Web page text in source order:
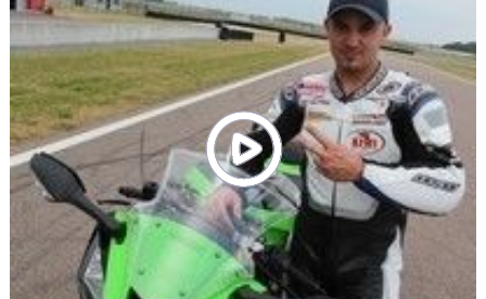
Avis
Forum
Scooters
&
125
Marques